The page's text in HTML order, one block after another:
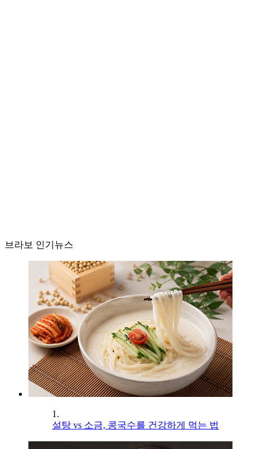
브라보 인기뉴스
1.
설탕 vs 소금, 콩국수를 건강하게 먹는 법